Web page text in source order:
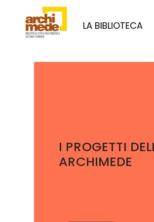
LA BIBLIOTECA
I PROGETTI
ARCHIMEDE